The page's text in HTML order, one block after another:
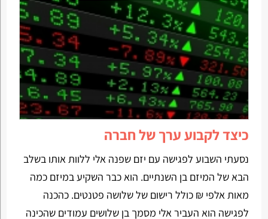
כיצד לקבוע ערך של חברה
נסעתי השבוע לפגישה עם יזם שפנה אלי ללוות אותו בשלב
הבא של המיזם בן השנתיים. הוא כבר השקיע במיזם כמה
מאות אלפי ₪ כולל רישום של שלושה פטנטים. כהכנה
לפגישה הוא העביר אלי מסמך בן שלושים עמודים שהכינה